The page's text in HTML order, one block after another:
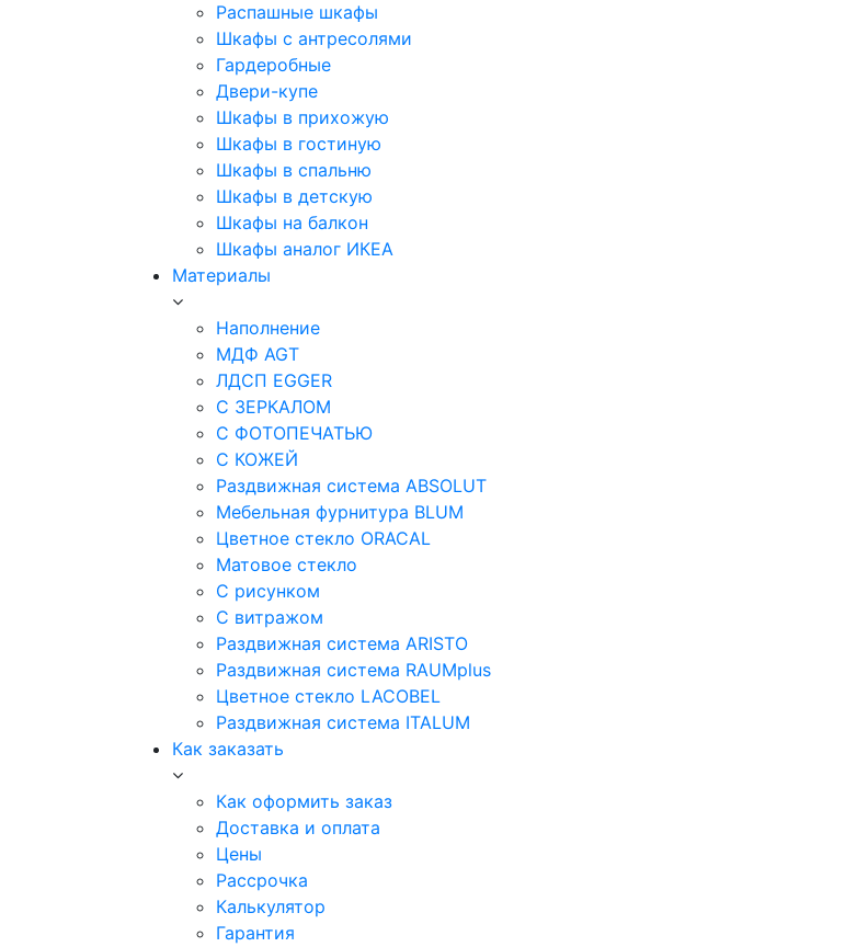
Распашные шкафы
Шкафы с антресолями
Гардеробные
Двери-купе
Шкафы в прихожую
Шкафы в гостиную
Шкафы в спальню
Шкафы в детскую
Шкафы на балкон
Шкафы аналог ИКЕА
Материалы
Наполнение
МДФ AGT
ЛДСП EGGER
С ЗЕРКАЛОМ
С ФОТОПЕЧАТЬЮ
С КОЖЕЙ
Раздвижная система ABSOLUT
Мебельная фурнитура BLUM
Цветное стекло ORACAL
Матовое стекло
C рисунком
C витражом
Раздвижная система ARISTO
Раздвижная система RAUMplus
Цветное стекло LACOBEL
Раздвижная система ITALUM
Как заказать
Как оформить заказ
Доставка и оплата
Цены
Рассрочка
Калькулятор
Гарантия